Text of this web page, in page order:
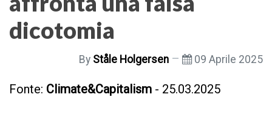
dicotomia
By Ståle Holgersen 09 Aprile 2025
Fonte: Climate&Capitalism - 25.03.2025